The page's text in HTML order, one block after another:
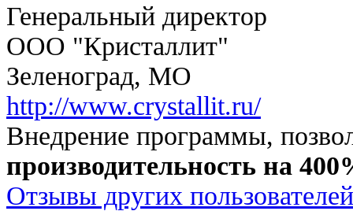
Генеральный директор
ООО "Кристаллит"
Зеленоград, МО
http://www.crystallit.ru/
Внедрение программы,
производительность на
Отзывы других